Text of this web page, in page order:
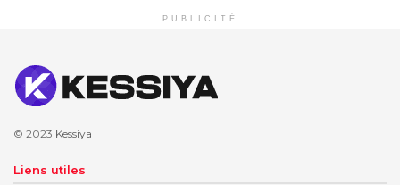
PUBLICITÉ
© 2023 Kessiya
Liens utiles